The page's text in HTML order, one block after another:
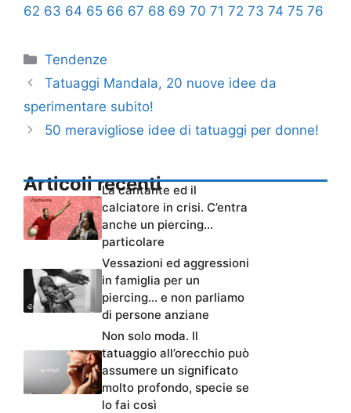
62 63 64 65 66 67 68 69 70 71 72 73 74 75 76
Categorie
Tendenze
Tatuaggi Mandala, 20 nuove idee da
sperimentare subito!
50 meravigliose idee di tatuaggi per donne!
Articoli recenti
La cantante ed il
calciatore in crisi. C’entra
anche un piercing…
particolare
Vessazioni ed aggressioni
in famiglia per un
piercing… e non parliamo
di persone anziane
Non solo moda. Il
tatuaggio all’orecchio può
assumere un significato
molto profondo, specie se
lo fai così